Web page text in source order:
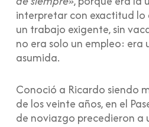
interpretar con exactitud lo
un trabajo exigente, sin
no era solo un empleo: era
asumida.
Conoció a Ricardo siendo
de los veinte años, en el
de noviazgo precedieron a